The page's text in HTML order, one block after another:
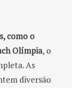
como o
Olímpia, o
As
diversão